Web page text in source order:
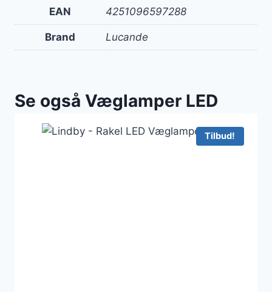
EAN 4251096597288
Brand Lucande
Se også Væglamper LED
Tilbud!